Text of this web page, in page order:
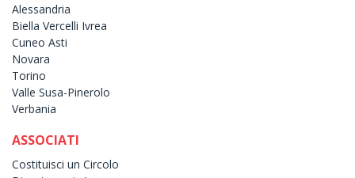
Alessandria
Biella Vercelli Ivrea
Cuneo Asti
Novara
Torino
Valle Susa-Pinerolo
Verbania
ASSOCIATI
Costituisci un Circolo